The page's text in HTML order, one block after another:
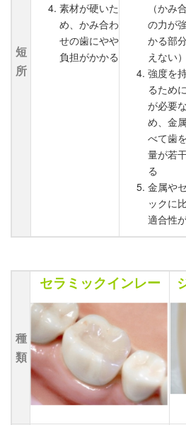
短
所
素材が硬いた
め、かみ合わ
せの歯にやや
負担がかかる
（かみ
の力が
かる部
えない）
強度を
るため
が必要
め、金
べて歯
量が若
る
金属や
ックに
適合性
種
類
セラミックインレー